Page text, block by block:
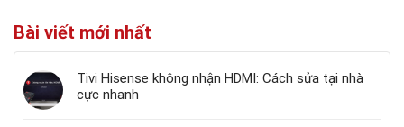
Bài viết mới nhất
Tivi Hisense không nhận HDMI: Cách sửa tại nhà
cực nhanh